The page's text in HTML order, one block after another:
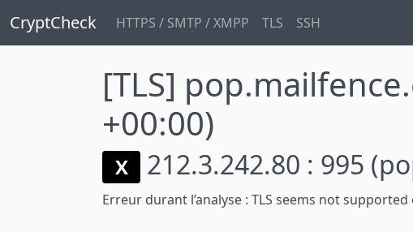
CryptCheck HTTPS / SMTP / XMPP TLS SSH
[TLS]
+00:00)
X 212.3.242.80 : 995
Erreur durant l’analyse : TLS seems not